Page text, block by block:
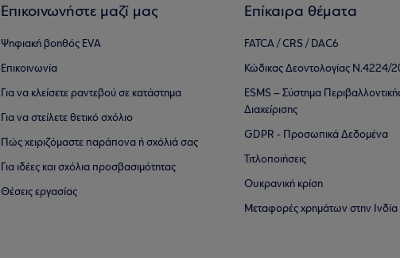
Επικοινωνήστε μαζί μας
Ψηφιακή βοηθός EVA
Επικοινωνία
Για να κλείσετε ραντεβού σε κατάστημα
Για να στείλετε θετικό σχόλιο
Πώς χειριζόμαστε παράπονα ή σχόλιά σας
Για ιδέες και σχόλια προσβασιμότητας
Θέσεις εργασίας
Επίκαιρα θέματα
FATCA / CRS / DAC6
Κώδικας Δεοντολογίας Ν.4224/
ESMS – Σύστημα
Διαχείρισης
GDPR - Προσωπικά Δεδομένα
Τιτλοποιήσεις
Ουκρανική κρίση
Μεταφορές χρημάτων στην Ινδία